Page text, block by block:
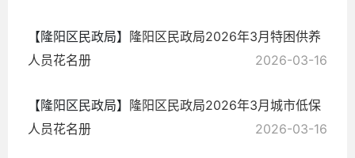
【隆阳区民政局】 隆阳区民政局2026年3月特困供养
人员花名册
2026-03-16
【隆阳区民政局】 隆阳区民政局2026年3月城市低保
人员花名册
2026-03-16